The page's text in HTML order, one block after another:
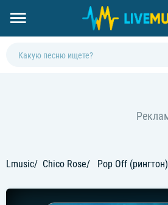
Lmusic Chico Rose Pop Off (рингтон)